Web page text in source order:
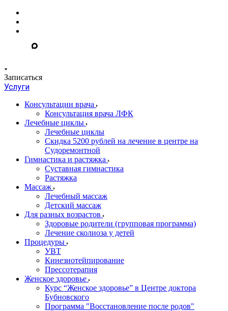
Записаться
Услуги
Консультации врача
Консультация врача ЛФК
Лечебные циклы
Лечебные циклы
Скидка 5200 рублей на лечение в центре на
Судоремонтной
Гимнастика и растяжка
Суставная гимнастика
Растяжка
Массаж
Лечебный массаж
Детский массаж
Для разных возрастов
Здоровые родители (групповая программа)
Лечение сколиоза у детей
Процедуры
УВТ
Кинезиотейпирование
Прессотерапия
Женское здоровье
Курс “Женское здоровье” в Центре доктора
Бубновского
Программа "Восстановление после родов"